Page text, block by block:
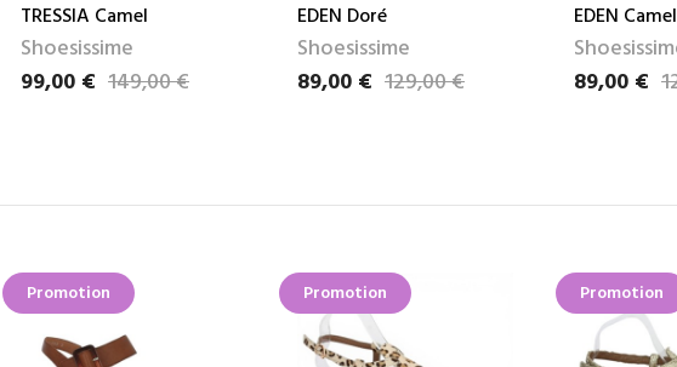
TRESSIA Camel
Shoesissime
Prix
99,00 €
Prix de base149,00 €
EDEN Doré
Shoesissime
Prix
89,00 €
Prix de base129,00 €
EDEN Camel
Prix
89,00 €
Prix de
Promotion Promotion Promotion